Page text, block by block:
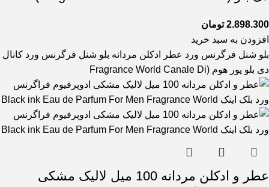
2.898.300 تومان
افزودن به سبد خرید
بلو شنل فرگرنس ورد عطر ادکلن مردانه بلو شنل فرگرنس ورد کانال
دی بلو پور هوم (Fragrance World Canale Di
عطر و ادکلن مردانه 100 میل لالیک مشکی